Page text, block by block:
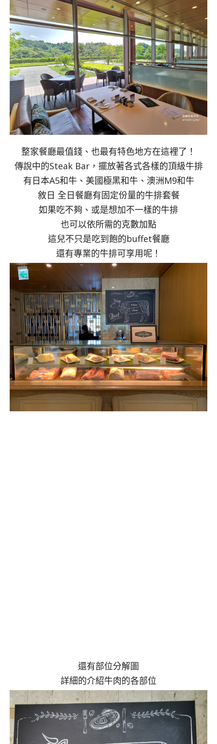
整家餐廳最值錢、也最有特色地方在這裡了！
傳說中的Steak Bar，擺放著各式各樣的頂級牛排
有日本A5和牛、美國極黑和牛、澳洲M9和牛
敘日 全日餐廳有固定份量的牛排套餐
如果吃不夠、或是想加不一樣的牛排
也可以依所需的克數加點
這兒不只是吃到飽的buffet餐廳
還有專業的牛排可享用呢！
還有部位分解圖
詳細的介紹牛肉的各部位